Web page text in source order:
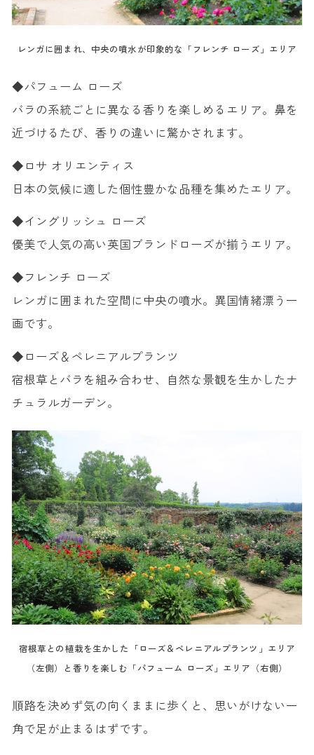
レンガに囲まれ、中央の噴水が印象的な「フレンチ ローズ」エリア
◆パフューム ローズ
バラの系統ごとに異なる香りを楽しめるエリア。鼻を
近づけるたび、香りの違いに驚かされます。
◆ロサ オリエンティス
日本の気候に適した個性豊かな品種を集めたエリア。
◆イングリッシュ ローズ
優美で人気の高い英国ブランドローズが揃うエリア。
◆フレンチ ローズ
レンガに囲まれた空間に中央の噴水。異国情緒漂う一
画です。
◆ローズ＆ペレニアルプランツ
宿根草とバラを組み合わせ、自然な景観を生かしたナ
チュラルガーデン。
宿根草との植栽を生かした「ローズ＆ペレニアルプランツ」エリア
（左側）と香りを楽しむ「パフューム ローズ」エリア（右側）
順路を決めず気の向くままに歩くと、思いがけない一
角で足が止まるはずです。